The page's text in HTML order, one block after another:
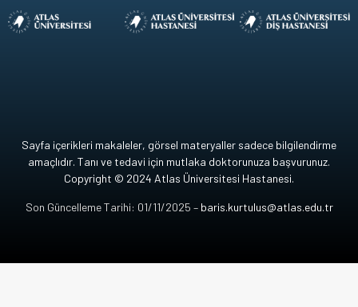
Sayfa içerikleri makaleler, görsel materyaller sadece bilgilendirme
amaçlıdır. Tanı ve tedavi için mutlaka doktorunuza başvurunuz.
Copyright © 2024 Atlas Üniversitesi Hastanesi.
Son Güncelleme Tarihi: 01/11/2025 – baris.kurtulus@atlas.edu.tr